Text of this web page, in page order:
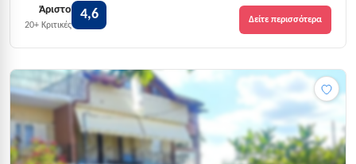
Άριστο
20+ Κριτικές
4,6 Δείτε περισσότερα